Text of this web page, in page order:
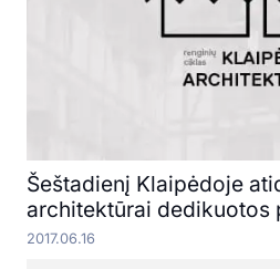
Šeštadienį Klaipėdoje
architektūrai dedikuotos
2017.06.16